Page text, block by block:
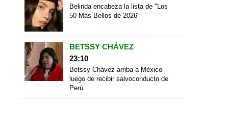
Belinda encabeza la lista de "Los
50 Más Bellos de 2026"
BETSSY CHÁVEZ
23:10
Betssy Chávez arriba a México
luego de recibir salvoconducto de
Perú